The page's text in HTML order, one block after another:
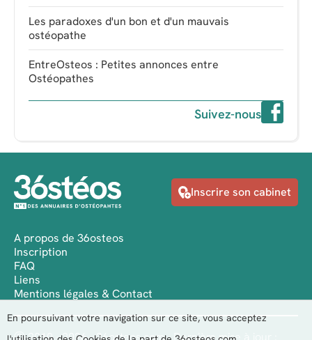
Les paradoxes d'un bon et d'un mauvais
ostéopathe
EntreOsteos : Petites annonces entre
Ostéopathes
Suivez-nous
En poursuivant votre navigation sur ce site, vous acceptez
Inscrire son cabinet
A propos de 36osteos
Inscription
FAQ
Liens
Mentions légales & Contact
Ⓒ 2010 - 2026 - 36osteos.com - Dernière mise à jour :